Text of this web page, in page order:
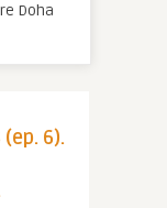
Doha
6).